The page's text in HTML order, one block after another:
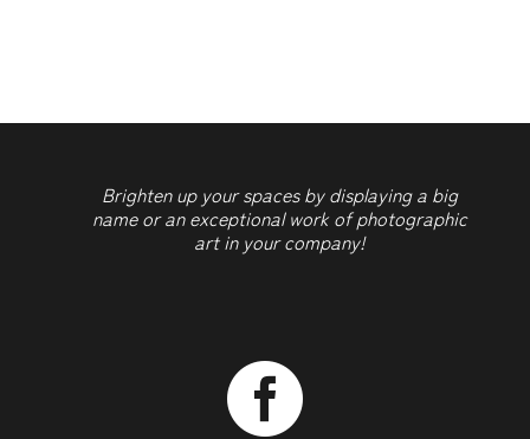
Brighten up your spaces by displaying a big
name or an exceptional work of photographic
art in your company!
